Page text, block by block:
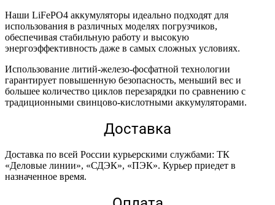
Наши LiFePO4 аккумуляторы идеально подходят для
использования в различных моделях погрузчиков,
обеспечивая стабильную работу и высокую
энергоэффективность даже в самых сложных условиях.
Использование литий-железо-фосфатной технологии
гарантирует повышенную безопасность, меньший вес и
большее количество циклов перезарядки по сравнению с
традиционными свинцово-кислотными аккумуляторами.
Доставка
Доставка по всей России курьерскими службами: ТК
«Деловые линии», «СДЭК», «ПЭК». Курьер приедет в
назначенное время.